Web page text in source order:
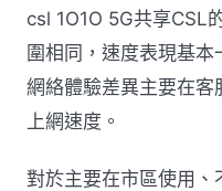
csl 1O1O 5G共享CSL
圍相同，速度表現基
網絡體驗差異主要在
上網速度。
對於主要在市區使用、